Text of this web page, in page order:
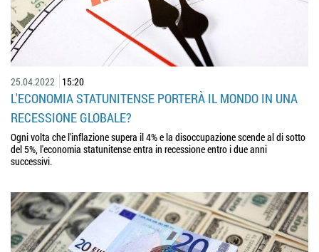
25.04.2022 15:20
L'ECONOMIA STATUNITENSE PORTERÀ IL MONDO IN UNA
RECESSIONE GLOBALE?
Ogni volta che l'inflazione supera il 4% e la disoccupazione scende al di sotto
del 5%, l'economia statunitense entra in recessione entro i due anni
successivi.